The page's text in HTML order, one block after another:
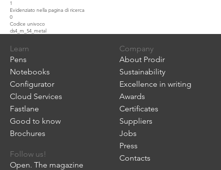
1
Evidenziato nella pagina di ricerca
0
Codice univoco
ds4_m_54_metal
Learn
Pens
Notebooks
Configurator
Cloud Services
Fastlane
Good to know
Brochures
Company
About Prodir
Sustainability
Excellence in writing
Awards
Certificates
Suppliers
Jobs
Press
Contacts
Follow us!
Open. The magazine